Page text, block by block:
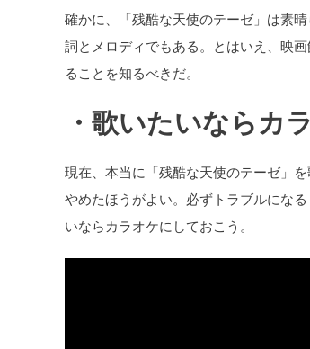
確かに、「残酷な天使のテーゼ」は素
詞とメロディでもある。とはいえ、映
ることを知るべきだ。
・歌いたいならカ
現在、本当に「残酷な天使のテーゼ」
やめたほうがよい。必ずトラブルにな
いならカラオケにしておこう。